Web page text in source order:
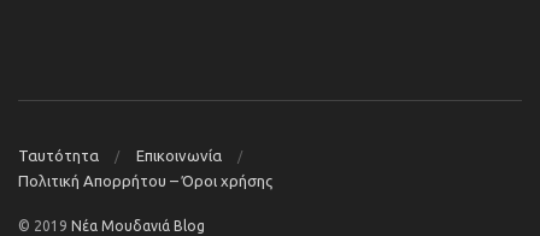
Ταυτότητα
Επικοινωνία
Πολιτική Απορρήτου – Όροι χρήσης
© 2019 Νέα Μουδανιά Blog